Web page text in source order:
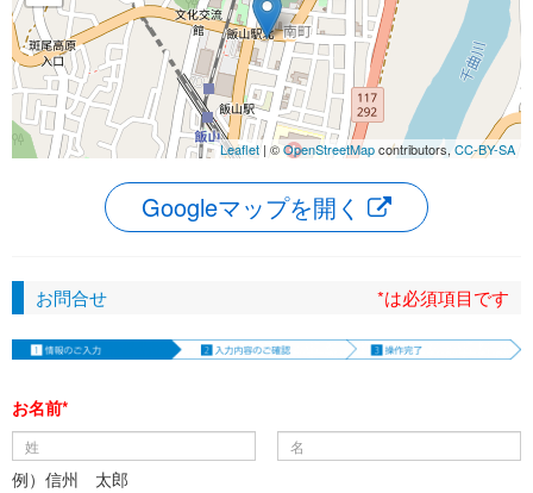
Leaflet | ©OpenStreetMapcontributors, CC-BY-SA
Googleマップを開く
お問合せ *は必須項目です
お名前*
例）信州 太郎